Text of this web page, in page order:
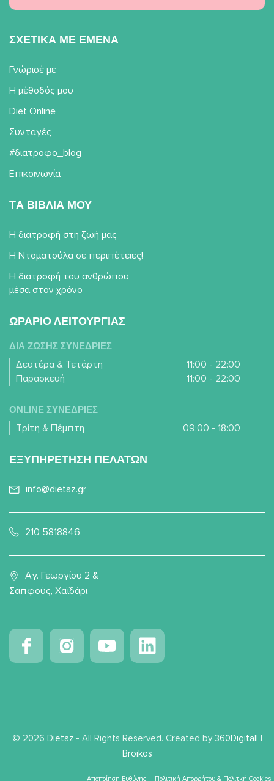
ΣΧΕΤΙΚΑ ΜΕ ΕΜΕΝΑ
Γνώρισέ με
Η μέθοδός μου
Diet Online
Συνταγές
#διατροφο_blog
Επικοινωνία
TΑ ΒΙΒΛΙΑ ΜΟΥ
Η διατροφή στη ζωή μας
Η Ντοματούλα σε περιπέτειες!
Η διατροφή του ανθρώπου
μέσα στον χρόνο
ΩΡΑΡΙΟ ΛΕΙΤΟΥΡΓΙΑΣ
ΔΙΑ ΖΩΣΗΣ ΣΥΝΕΔΡΙΕΣ
Δευτέρα & Τετάρτη
11:00 - 22:00
Παρασκευή
11:00 - 22:00
ONLINE ΣΥΝΕΔΡΙΕΣ
Τρίτη & Πέμπτη 09:00 - 18:00
ΕΞΥΠΗΡΕΤΗΣΗ ΠΕΛΑΤΩΝ
info@dietaz.gr
210 5818846
Αγ. Γεωργίου 2 &
Σαπφούς, Χαϊδάρι
© 2026 Dietaz - All Rights Reserved. Created by 360Digitall |
Broikos
Αποποίηση Ευθύνης Πολιτική Απορρήτου & Πολιτκή Cookies